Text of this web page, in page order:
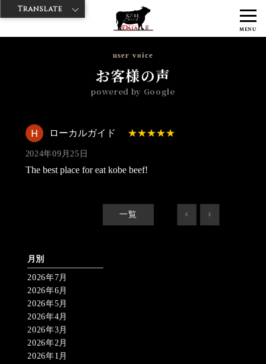
MENU
神戸牛ダイヤ > 神戸牛ダイア 観音通り店
ローカ
user voice
お客様の声
powered by Google
ローカルガイド
2024年09月25日
The best place for eat kobe beef!
一覧 < >
月別
2026年7月
2026年6月
2026年5月
2026年4月
2026年3月
2026年2月
2026年1月
Translate